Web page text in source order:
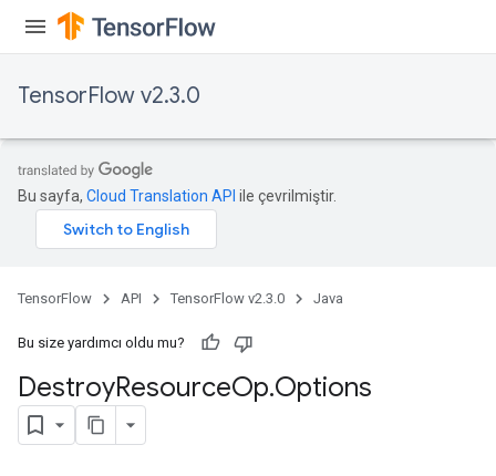
TensorFlow v2.3.0
Bu sayfa, Cloud Translation API ile çevrilmiştir.
TensorFlow API TensorFlow v2.3.0 Java
Bu size yardımcı oldu mu?
DestroyResourceOp.Options